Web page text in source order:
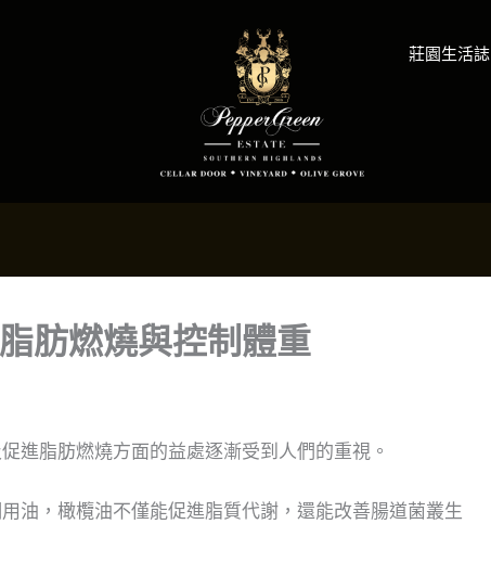
莊園生活誌
肪燃燒與控制體重
進脂肪燃燒方面的益處逐漸受到人們的重視。
油，橄欖油不僅能促進脂質代謝，還能改善腸道菌叢生